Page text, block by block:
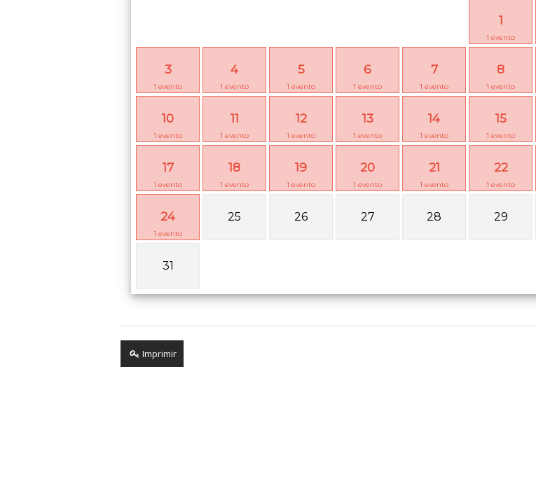
1
1 evento
3
1 evento
4
1 evento
5
1 evento
6
1 evento
7
1 evento
8
1 evento
10
1 evento
11
1 evento
12
1 evento
13
1 evento
14
1 evento
15
1 evento
17
1 evento
18
1 evento
19
1 evento
20
1 evento
21
1 evento
22
1 evento
24
1 evento
25 26 27 28 29
31
Imprimir